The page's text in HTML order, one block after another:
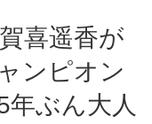
喜遥香が
ンピオン
年ぶん大人